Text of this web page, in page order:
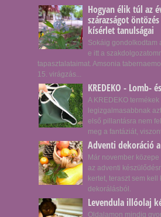
Hogyan élik túl az
szárazságot
kísérlet tanulságai
Sokáig gondolkodtam
e itt a
tapasztalataimat. Amsonia
15. virágzás...
KREDEKO - Lomb-
A KREDEKO termékek
legizgalmasabbnak
első pillantásra nem
meg a fantáziát, viszont
Adventi dekoráció
Már november
az adventi
kertet, teraszt sem kell
dekorálásból.
Levendula illóolaj
Oldalamon mindig